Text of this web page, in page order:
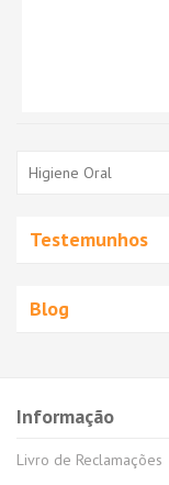
Higiene Oral
Testemunhos
Blog
Informação
Livro de Reclamações